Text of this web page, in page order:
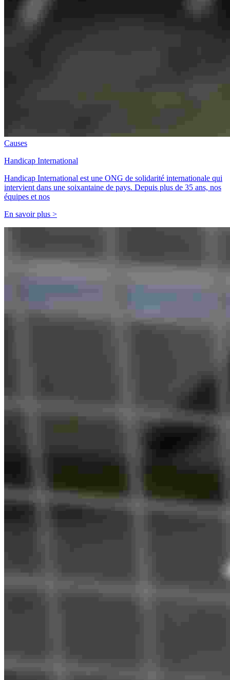
Causes
Handicap International
Handicap International est une ONG de solidarité internationale qui
intervient dans une soixantaine de pays. Depuis plus de 35 ans, nos
équipes et nos
En savoir plus >